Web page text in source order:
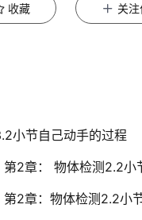
收藏 关
小节自己动手的过程
2章： 物体检测2.2小
2章：物体检测2.2小